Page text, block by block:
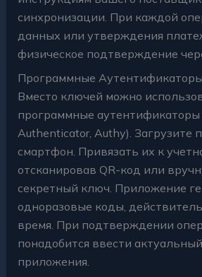
синхронизации. При каждой
данных или утверждения
физическое подтверждение
Программные Аутентификаторы
Вместо ключей можно
программные аутентификаторы
Authenticator, Authy). Загрузите
смартфон. Привязать их к
отсканировав QR-код или
секретный ключ. Приложение
одноразовые коды,
время. При подтверждении
понадобится ввести
приложения.